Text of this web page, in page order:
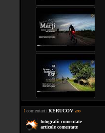
! comentarii KERUCOV .ro
fotografii comentate
articole comentate